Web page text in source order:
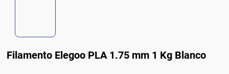
Filamento Elegoo PLA 1.75 mm 1 Kg Blanco